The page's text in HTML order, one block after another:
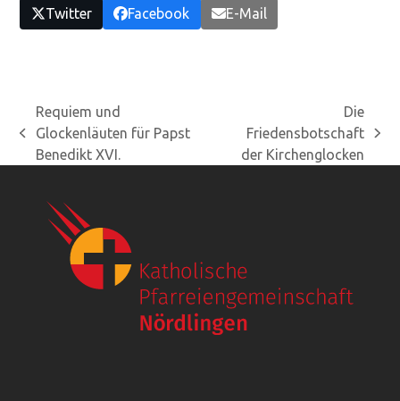
Twitter Facebook E-Mail
vorheriger
Beitrag:
Requiem und
Glockenläuten für Papst
Benedikt XVI.
Nächster
Beitrag:
Die
Friedensbotschaft
der Kirchenglocken